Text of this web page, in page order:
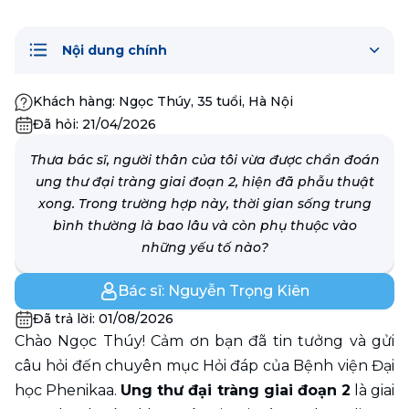
Nội dung chính
Khách hàng: Ngọc Thúy, 35 tuổi, Hà Nội
Đã hỏi: 21/04/2026
Thưa bác sĩ, người thân của tôi vừa được chẩn đoán
ung thư đại tràng giai đoạn 2, hiện đã phẫu thuật
xong. Trong trường hợp này, thời gian sống trung
bình thường là bao lâu và còn phụ thuộc vào
những yếu tố nào?
Bác sĩ: Nguyễn Trọng Kiên
Đã trả lời: 01/08/2026
Chào Ngọc Thúy! Cảm ơn bạn đã tin tưởng và gửi
câu hỏi đến chuyên mục Hỏi đáp của Bệnh viện Đại
học Phenikaa. Ung thư đại tràng giai đoạn 2 là giai